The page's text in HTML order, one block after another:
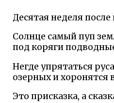
Десятая неделя
Солнце самый пуп
под коряги
Негде упрятаться
озерных и хоронятся
Это присказка, а